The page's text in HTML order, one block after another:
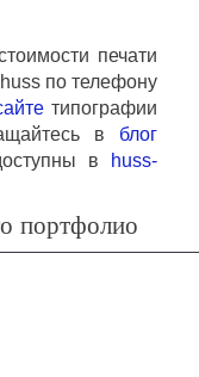
печати
hussпо телефону
типографии
в блог
в huss-
портфолио